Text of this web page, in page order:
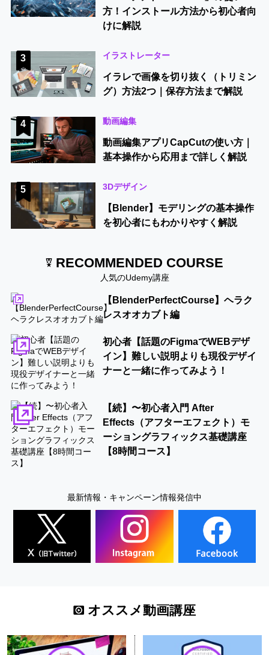
方！インストール方法から初心者向
けに解説
3 イラストレーター
イラレで画像を切り抜く（トリミン
グ）方法2つ｜保存方法まで解説
4 動画編集
動画編集アプリCapCutの使い方｜
基本操作から応用まで詳しく解説
5 3Dデザイン
【Blender】モデリングの基本操作
を初心者にもわかりやすく解説
RECOMMENDED COURSE
人気のUdemy講座
【BlenderPerfectCourse】ヘラク
レスオオカブト編
初心者【話題のFigmaでWEBデザ
イン】難しい説明よりも現役デザイ
ナーと一緒に作ってみよう！
【続】〜初心者入門 After
Effects（アフターエフェクト）モ
ーショングラフィックス基礎講座
【8時間コース】
最新情報・キャンペーン情報発信中
オススメ動画講座